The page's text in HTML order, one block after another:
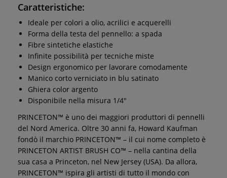
Caratteristiche:
Ideale per colori a olio, acrilici e acquerelli
Forma della testa del pennello: a spada
Fibre sintetiche elastiche
Infinite possibilità per tecniche miste
Design ergonomico per lavorare comodamente
Manico corto verniciato in blu satinato
Ghiera color argento
Disponibile nella misura 1/4"
PRINCETON™ è uno dei maggiori produttori di pennelli
del Nord America. Oltre 30 anni fa, Howard Kaufman
fondò il marchio PRINCETON™ – il cui nome completo è
PRINCETON ARTIST BRUSH CO™ – nella cantina della
sua casa a Princeton, nel New Jersey (USA). Da allora,
PRINCETON™ ispira gli artisti di tutto il mondo con